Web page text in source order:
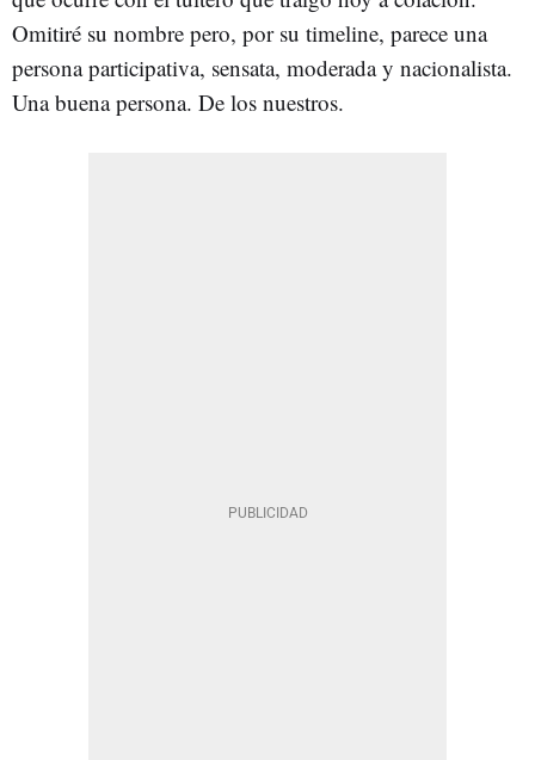
Omitiré su nombre pero, por su timeline, parece una
persona participativa, sensata, moderada y nacionalista.
Una buena persona. De los nuestros.